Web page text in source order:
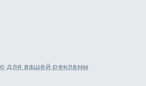
для вашей рекламы